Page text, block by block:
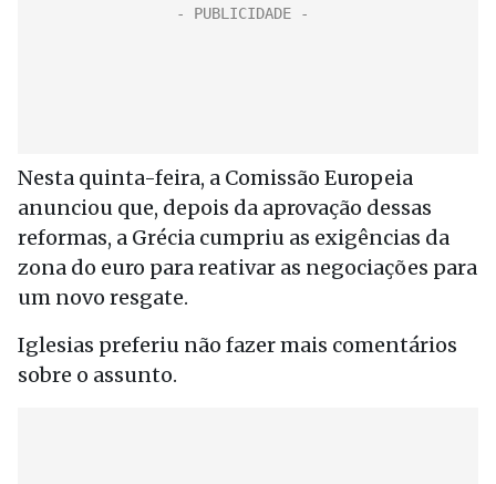
Nesta quinta-feira, a Comissão Europeia
anunciou que, depois da aprovação dessas
reformas, a Grécia cumpriu as exigências da
zona do euro para reativar as negociações para
um novo resgate.
Iglesias preferiu não fazer mais comentários
sobre o assunto.